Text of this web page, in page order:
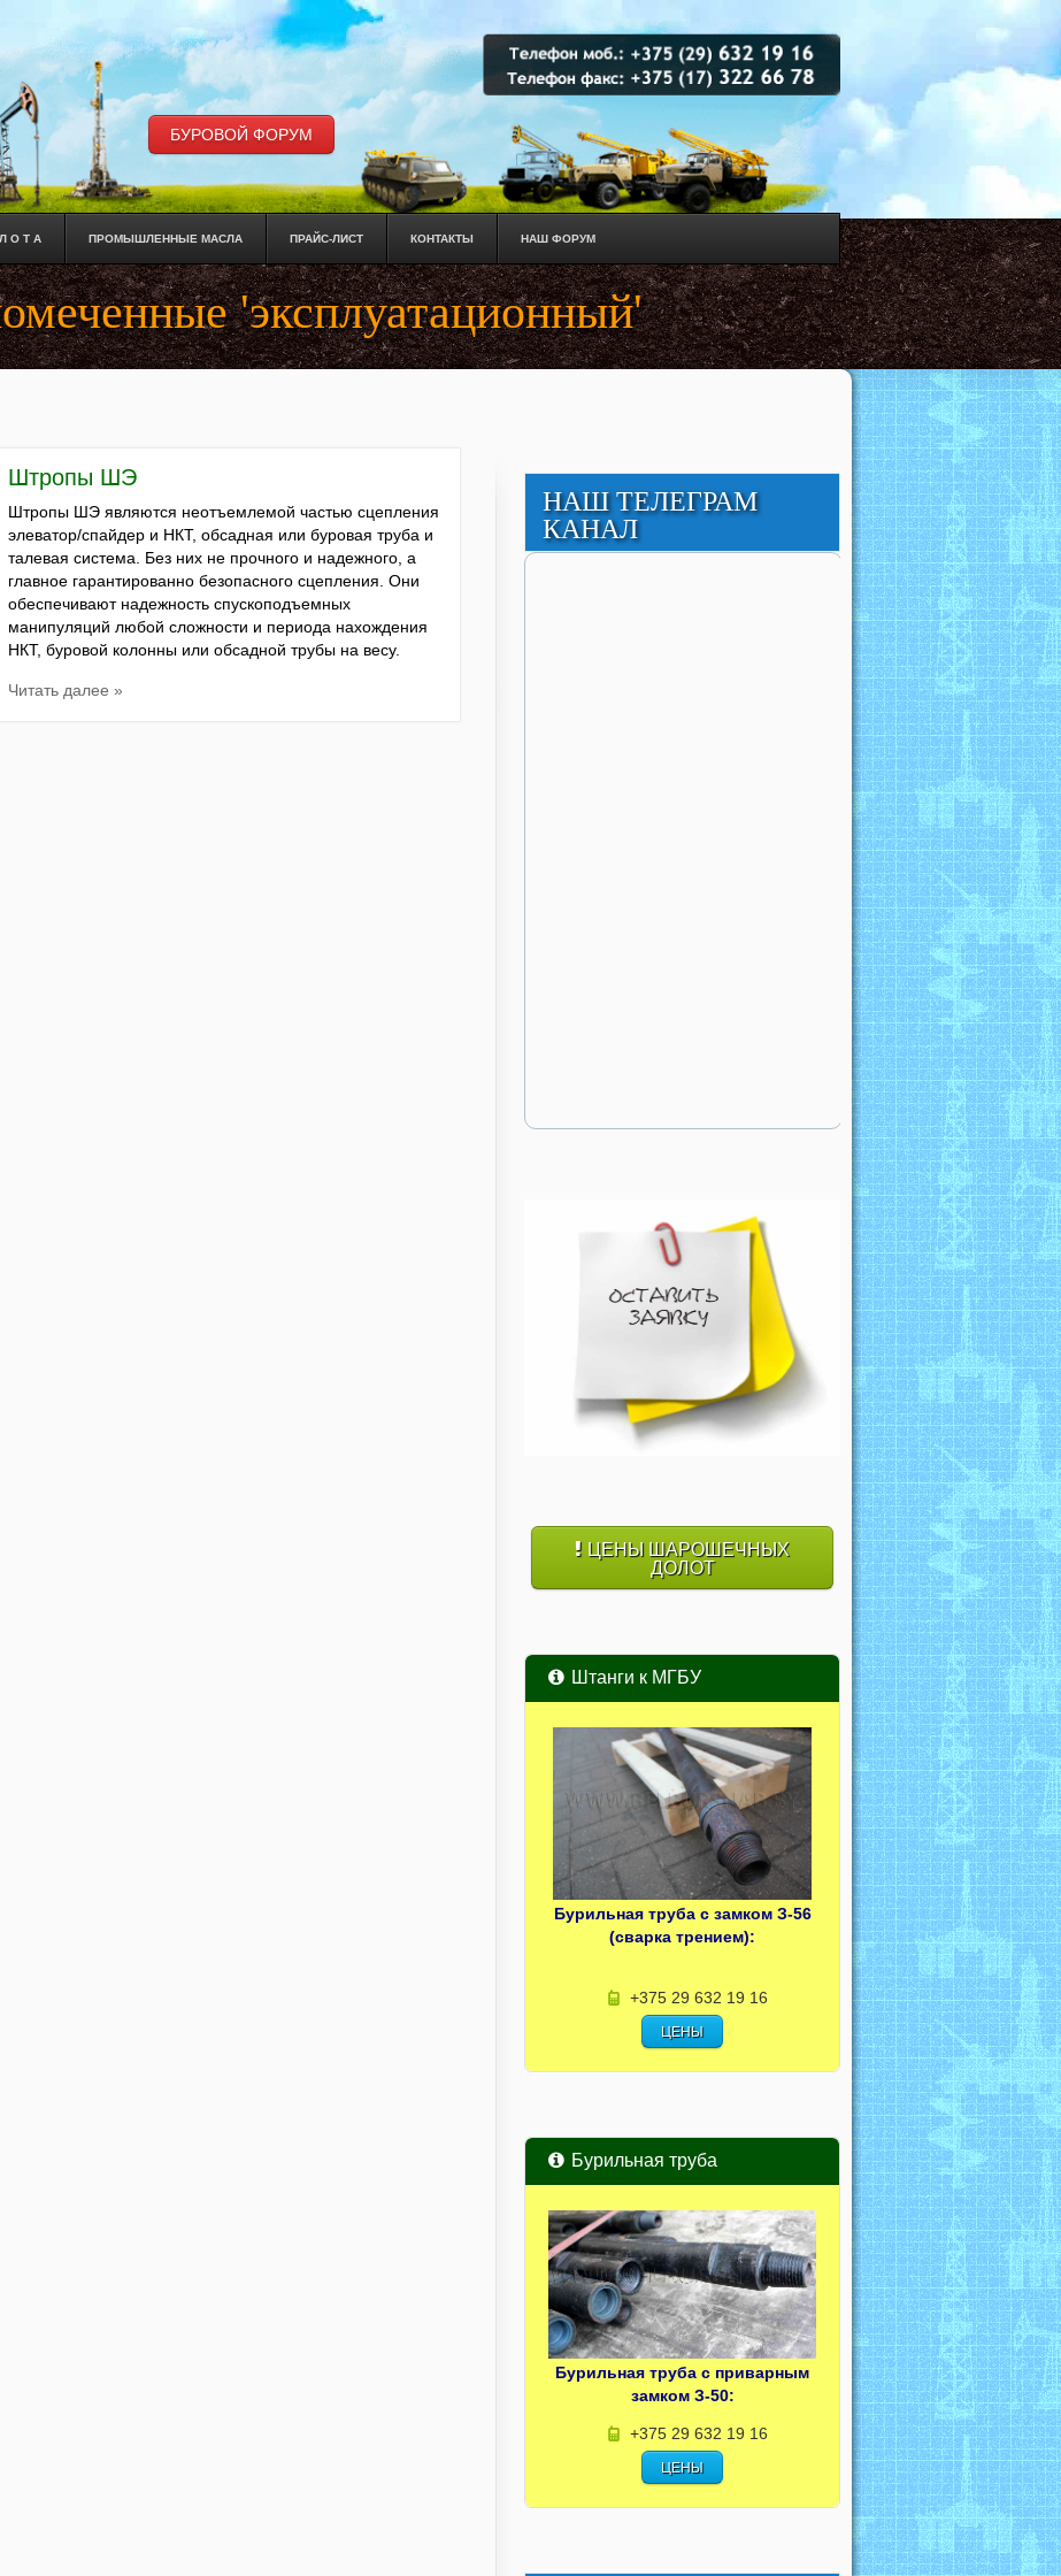
БУРОВОЙ ФОРУМ
О Т А ПРОМЫШЛЕННЫЕ МАСЛА ПРАЙС-ЛИСТ КОНТАКТЫ НАШ ФОРУМ
'эксплуатационный'
Штропы ШЭ
Штропы ШЭ являются неотъемлемой частью сцепления
элеватор/спайдер и НКТ, обсадная или буровая труба и
талевая система. Без них не прочного и надежного, а
главное гарантированно безопасного сцепления. Они
обеспечивают надежность спускоподъемных
манипуляций любой сложности и периода нахождения
НКТ, буровой колонны или обсадной трубы на весу.
Читать далее »
НАШ ТЕЛЕГРАМ
КАНАЛ
ЦЕНЫ ШАРОШЕЧНЫХ
ДОЛОТ
Штанги к МГБУ
Бурильная труба с замком З-56
(сварка трением):
+375 29 632 19 16
ЦЕНЫ
Бурильная труба
Бурильная труба с приварным
замком З-50:
+375 29 632 19 16
ЦЕНЫ